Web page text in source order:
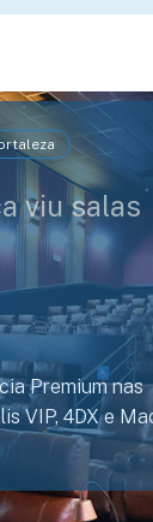
viu salas
Premium nas
VIP, 4DX e